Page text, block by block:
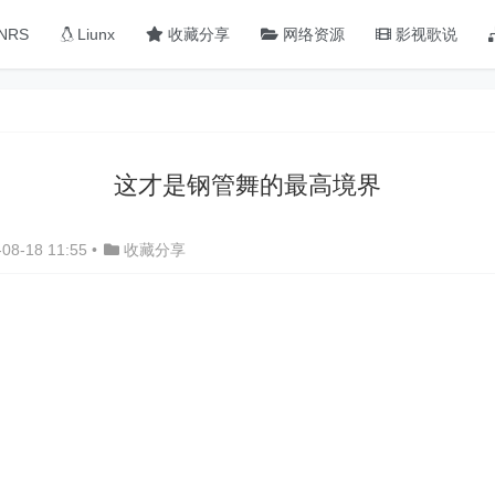
Liunx 收藏分享 网络资源 影视歌说
这才是钢管舞的最高境界
18 11:55 • 收藏分享